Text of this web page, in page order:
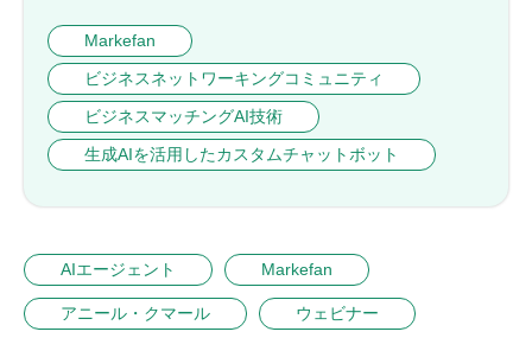
Markefan
ビジネスネットワーキングコミュニティ
ビジネスマッチングAI技術
生成AIを活用したカスタムチャットボット
AIエージェント Markefan
アニール・クマール ウェビナー